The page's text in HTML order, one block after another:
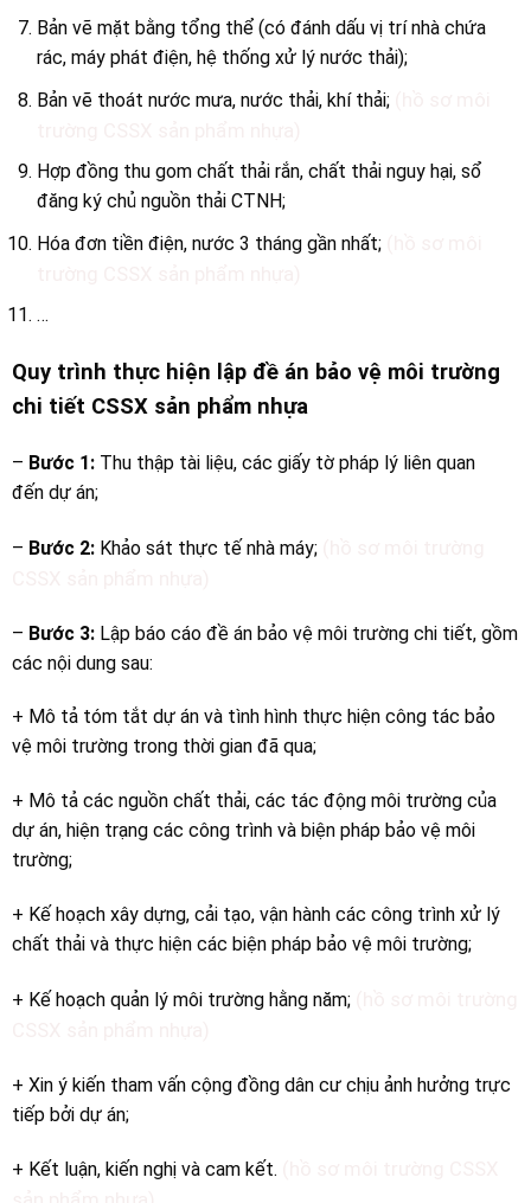
Bản vẽ mặt bằng tổng thể (có đánh dấu vị trí nhà chứa
rác, máy phát điện, hệ thống xử lý nước thải);
Bản vẽ thoát nước mưa, nước thải, khí thải;
Hợp đồng thu gom chất thải rắn, chất thải nguy hại, sổ
đăng ký chủ nguồn thải CTNH;
Hóa đơn tiền điện, nước 3 tháng gần nhất;
…
Quy trình thực hiện lập đề án bảo vệ môi trường
chi tiết CSSX sản phẩm nhựa
– Bước 1:Thu thập tài liệu, các giấy tờ pháp lý liên quan
đến dự án;
– Bước 2:Khảo sát thực tế nhà máy;
– Bước 3:Lập báo cáo đề án bảo vệ môi trường chi tiết, gồm
các nội dung sau:
+ Mô tả tóm tắt dự án và tình hình thực hiện công tác bảo
vệ môi trường trong thời gian đã qua;
+ Mô tả các nguồn chất thải, các tác động môi trường của
dự án, hiện trạng các công trình và biện pháp bảo vệ môi
trường;
+ Kế hoạch xây dựng, cải tạo, vận hành các công trình xử lý
chất thải và thực hiện các biện pháp bảo vệ môi trường;
+ Kế hoạch quản lý môi trường hằng năm;
+ Xin ý kiến tham vấn cộng đồng dân cư chịu ảnh hưởng trực
tiếp bởi dự án;
+ Kết luận, kiến nghị và cam kết.